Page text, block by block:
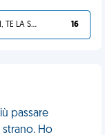
SVEGLIATI, TE LA SEI CERCATA! 16
passare
Ho